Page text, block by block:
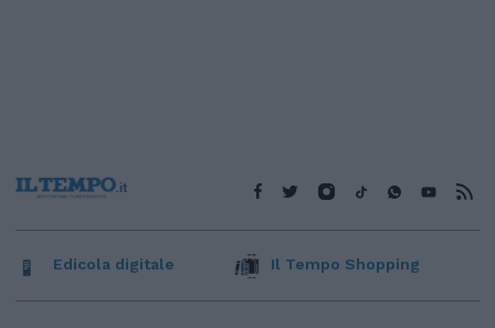
Edicola digitale Il Tempo Shopping